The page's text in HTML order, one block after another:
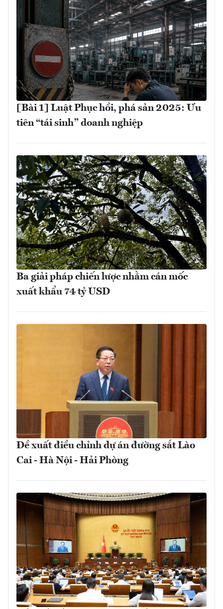
[Bài 1] Luật Phục hồi, phá sản 2025: Ưu
tiên “tái sinh” doanh nghiệp
Ba giải pháp chiến lược nhằm cán mốc
xuất khẩu 74 tỷ USD
Đề xuất điều chỉnh dự án đường sắt Lào
Cai - Hà Nội - Hải Phòng